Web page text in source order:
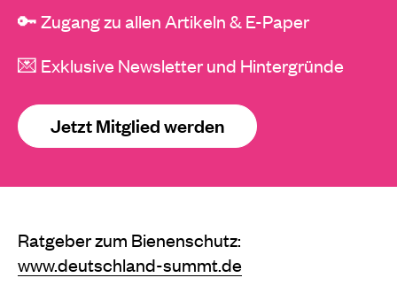
🔑 Zugang zu allen Artikeln & E-Paper
💌 Exklusive Newsletter und Hintergründe
Jetzt Mitglied werden
Ratgeber zum Bienenschutz:
www.deutschland-summt.de